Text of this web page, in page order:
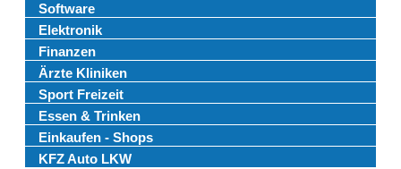
Software
Elektronik
Finanzen
Ärzte Kliniken
Sport Freizeit
Essen & Trinken
Einkaufen - Shops
KFZ Auto LKW